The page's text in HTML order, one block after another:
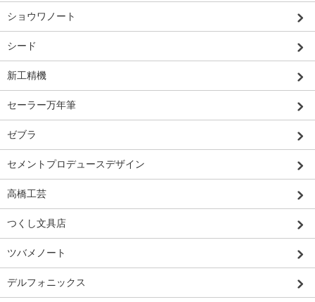
ショウワノート
シード
新工精機
セーラー万年筆
ゼブラ
セメントプロデュースデザイン
高橋工芸
つくし文具店
ツバメノート
デルフォニックス